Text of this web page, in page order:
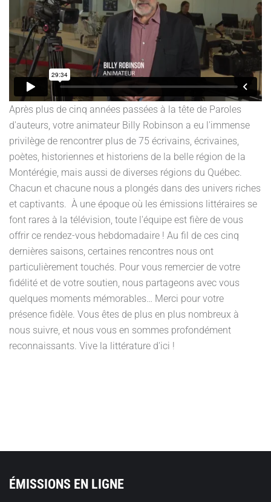
Après plus de cinq années passées à la tête de Paroles
d'auteurs, votre animateur Billy Robinson a eu l'immense
privilège de rencontrer plus de 75 écrivains, écrivaines,
poètes, historiennes et historiens de la belle région de la
Montérégie, mais aussi de diverses régions du Québec.
Chacun et chacune nous a plongés dans des univers riches
et captivants. À une époque où les émissions littéraires se
font rares à la télévision, toute l'équipe est fière de vous
offrir ce rendez-vous hebdomadaire ! Au fil de ces cinq
dernières saisons, certaines rencontres nous ont
particulièrement touchés. Pour vous remercier de votre
fidélité et de votre soutien, nous partageons avec vous
quelques moments mémorables… Merci pour votre
présence fidèle. Vous êtes de plus en plus nombreux à
nous suivre, et nous vous en sommes profondément
reconnaissants. Vive la littérature d'ici !
ÉMISSIONS EN LIGNE